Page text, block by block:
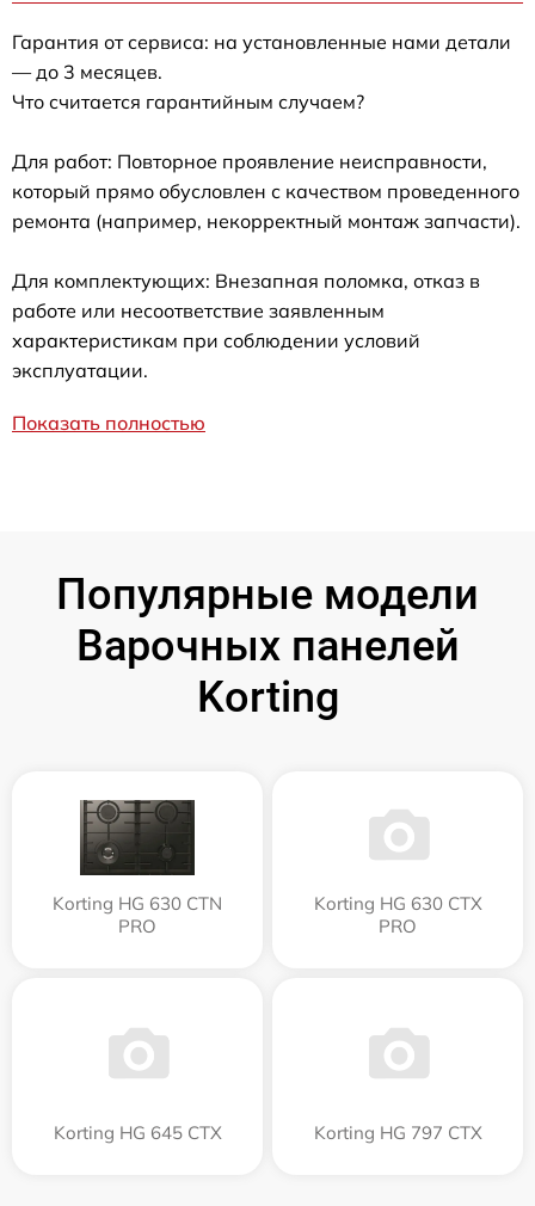
Гарантия от сервиса: на установленные нами детали
— до 3 месяцев.
Что считается гарантийным случаем?
Для работ: Повторное проявление неисправности,
который прямо обусловлен с качеством проведенного
ремонта (например, некорректный монтаж запчасти).
Для комплектующих: Внезапная поломка, отказ в
работе или несоответствие заявленным
характеристикам при соблюдении условий
эксплуатации.
Показать полностью
Популярные модели
Варочных панелей
Korting
Korting HG 630 CTN
PRO
Korting HG 630 CTX
PRO
Korting HG 645 CTX Korting HG 797 CTX